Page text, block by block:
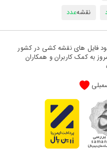
نقشهعدد
فایل های نقشه کشی در کشور
امروز به کمک کاربران و همکاران